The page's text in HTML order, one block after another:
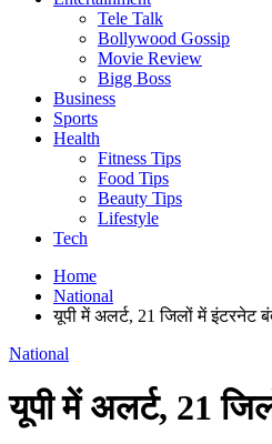
Tele Talk
Bollywood Gossip
Movie Review
Bigg Boss
Business
Sports
Health
Fitness Tips
Food Tips
Beauty Tips
Lifestyle
Tech
Home
National
यूपी में अलर्ट, 21 जिलों में इंटरनेट
National
यूपी में अलर्ट, 21